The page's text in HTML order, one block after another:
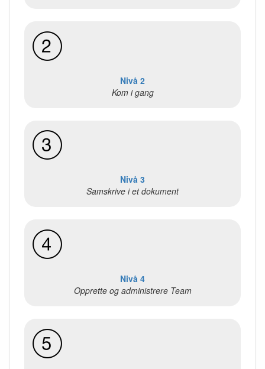
Nivå 2
Kom i gang
Nivå 3
Samskrive i et dokument
Nivå 4
Opprette og administrere Team